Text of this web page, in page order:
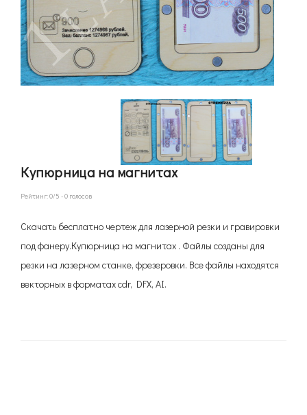
Купюрница на магнитах
Рейтинг:0/5 -0 голосов
Скачать бесплатно чертеж для лазерной резки и гравировки
под фанеру.Купюрница на магнитах . Файлы созданы для
резки на лазерном станке, фрезеровки. Все файлы находятся
векторных в форматах cdr, DFX, AI.